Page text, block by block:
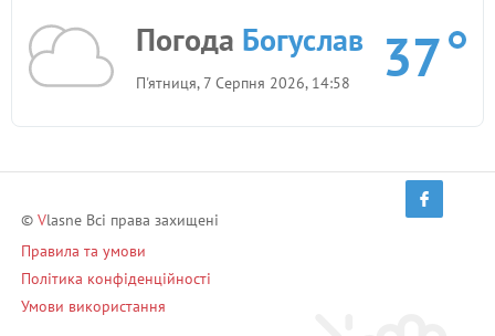
Погода Богуслав
П'ятниця, 7 Серпня 2026, 14:58 37
© Vlasne Всі права захищені
Правила та умови
Політика конфіденційності
Умови використання